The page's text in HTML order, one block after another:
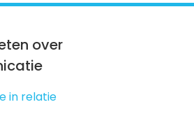
over
in relatie